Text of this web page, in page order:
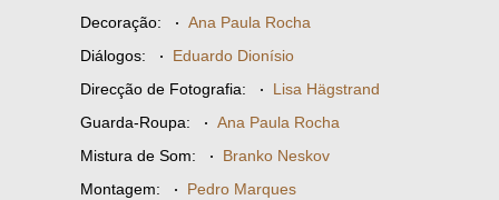
Decoração: · Ana Paula Rocha
Diálogos: · Eduardo Dionísio
Direcção de Fotografia: · Lisa Hägstrand
Guarda-Roupa: · Ana Paula Rocha
Mistura de Som: · Branko Neskov
Montagem: · Pedro Marques